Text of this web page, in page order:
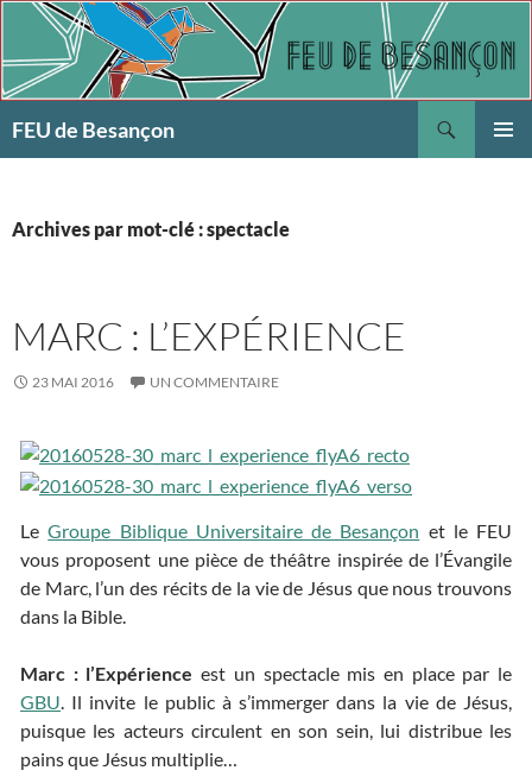
Aller
contenu
FEU de Besançon
Archives par mot-clé : spectacle
MARC : L’EXPÉRIENCE
23 MAI 2016 UN COMMENTAIRE
LeGroupe Biblique Universitaire de Besançon et le FEU
vous proposent une pièce de théâtre inspirée de l’Évangile
de Marc, l’un des récits de la vie de Jésus que nous trouvons
dans la Bible.
Marc : l’Expérience est un spectacle mis en place par le
GBU. Il invite le public à s’immerger dans la vie de Jésus,
puisque les acteurs circulent en son sein, lui distribue les
pains que Jésus multiplie…